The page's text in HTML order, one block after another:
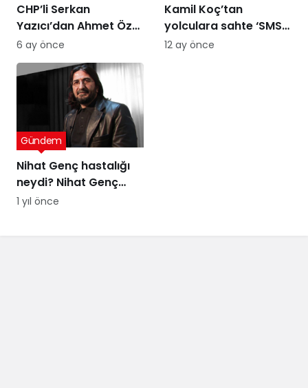
CHP’li Serkan
Yazıcı’dan Ahmet Özer
kararına tepki: Bu bir
tanımayan düzenin
6 ay önce
Kamil Koç’tan
yolculara sahte ‘SMS’
uyarısı
12 ay önce
Nihat Genç hastalığı
neydi? Nihat Genç
cenaze töreni ne
Gündem
1 yıl önce